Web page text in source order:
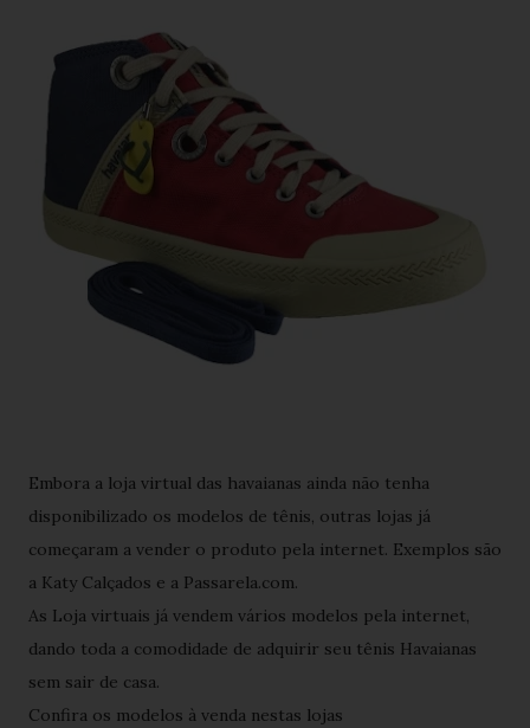
Embora a loja virtual das havaianas ainda não tenha
disponibilizado os modelos de tênis, outras lojas já
começaram a vender o produto pela internet. Exemplos são
a Katy Calçados e a Passarela.com.
As Loja virtuais já vendem vários modelos pela internet,
dando toda a comodidade de adquirir seu tênis Havaianas
sem sair de casa.
Confira os modelos à venda nestas lojas